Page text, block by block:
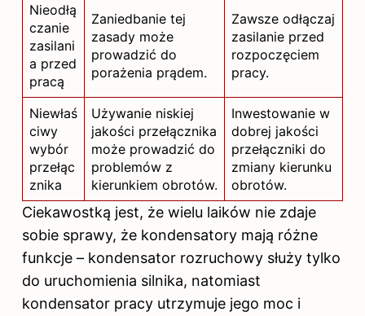
Nieodłą
czanie
zasilani
a przed
pracą
Zaniedbanie tej
zasady może
prowadzić do
porażenia prądem.
Zawsze odłączaj
zasilanie przed
rozpoczęciem
pracy.
Niewłaś
ciwy
wybór
przełąc
znika
Używanie niskiej
jakości przełącznika
może prowadzić do
problemów z
kierunkiem obrotów.
Inwestowanie w
dobrej jakości
przełączniki do
zmiany kierunku
obrotów.
Ciekawostką jest, że wielu laików nie zdaje
sobie sprawy, że kondensatory mają różne
funkcje – kondensator rozruchowy służy tylko
do uruchomienia silnika, natomiast
kondensator pracy utrzymuje jego moc i